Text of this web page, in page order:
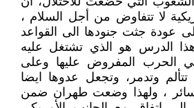
لا تتفاوض من أجل السلام ،
عودة جثت جنودها الى القواعد
الدرس هو الذي تشتغل عليه
في الحرب المفروض عليها وعلى
تتألم وتدمر، وتجعل عدوها ايضا
، ولهذا وضعت طهران ضمن